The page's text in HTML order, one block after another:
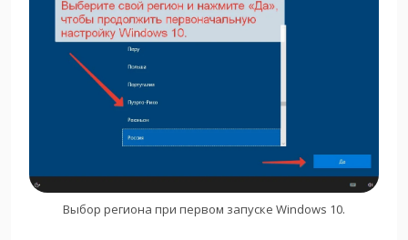
Выбор региона при первом запуске Windows 10.